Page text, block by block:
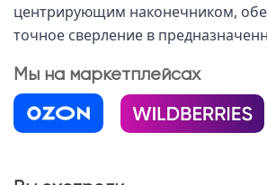
центрирующим наконечником,
точное сверление в
Мы на маркетплейсах